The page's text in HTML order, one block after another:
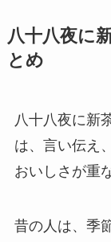
八十八夜に
とめ
八十八夜に新
は、言い伝え
おいしさが重
昔の人は、季